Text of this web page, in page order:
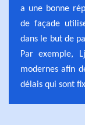
a une bonne
de façade
dans le but de
Par exemple,
modernes afin
délais qui sont